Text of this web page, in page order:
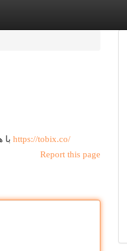
https://tobix.co/
Report this page